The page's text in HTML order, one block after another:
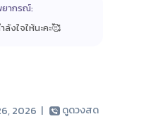
ากรณ์:
งใจให้นะคะ🥰
2026 | ดูดวงสด